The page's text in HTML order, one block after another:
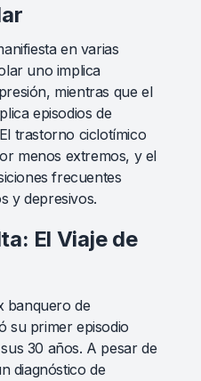
en varias
uno implica
mientras que el
episodios de
trastorno ciclotímico
menos extremos, y el
frecuentes
y depresivos.
El Viaje de
banquero de
su primer episodio
30 años. A pesar de
diagnóstico de